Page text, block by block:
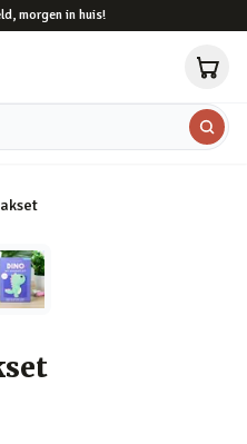
morgen in huis!